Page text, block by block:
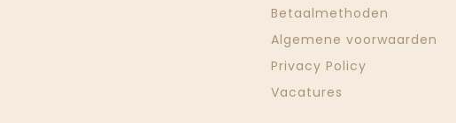
Betaalmethoden
Algemene voorwaarden
Privacy Policy
Vacatures